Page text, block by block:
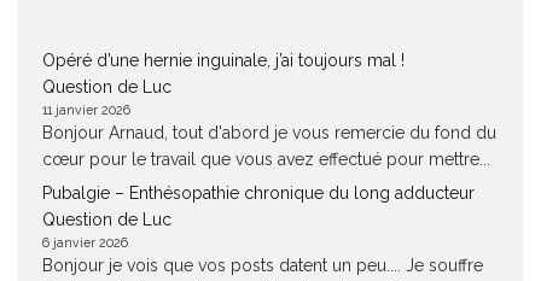
Opéré d’une hernie inguinale, j’ai toujours mal !
Question de Luc
11 janvier 2026
Bonjour Arnaud, tout d'abord je vous remercie du fond du
cœur pour le travail que vous avez effectué pour mettre...
Pubalgie – Enthésopathie chronique du long adducteur
Question de Luc
6 janvier 2026
Bonjour je vois que vos posts datent un peu.... Je souffre